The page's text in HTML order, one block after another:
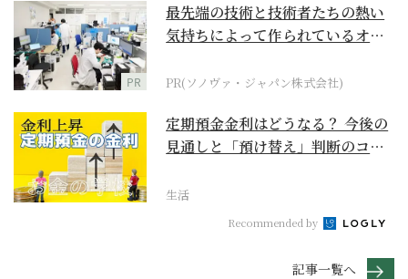
PR
最先端の技術と技術者たちの熱い
気持ちによって作られているオー
PR(ソノヴァ・ジャパン株式会社)
定期預金金利はどうなる？ 今後の
見通しと「預け替え」判断のコツ
生活
Recommended by
記事一覧へ